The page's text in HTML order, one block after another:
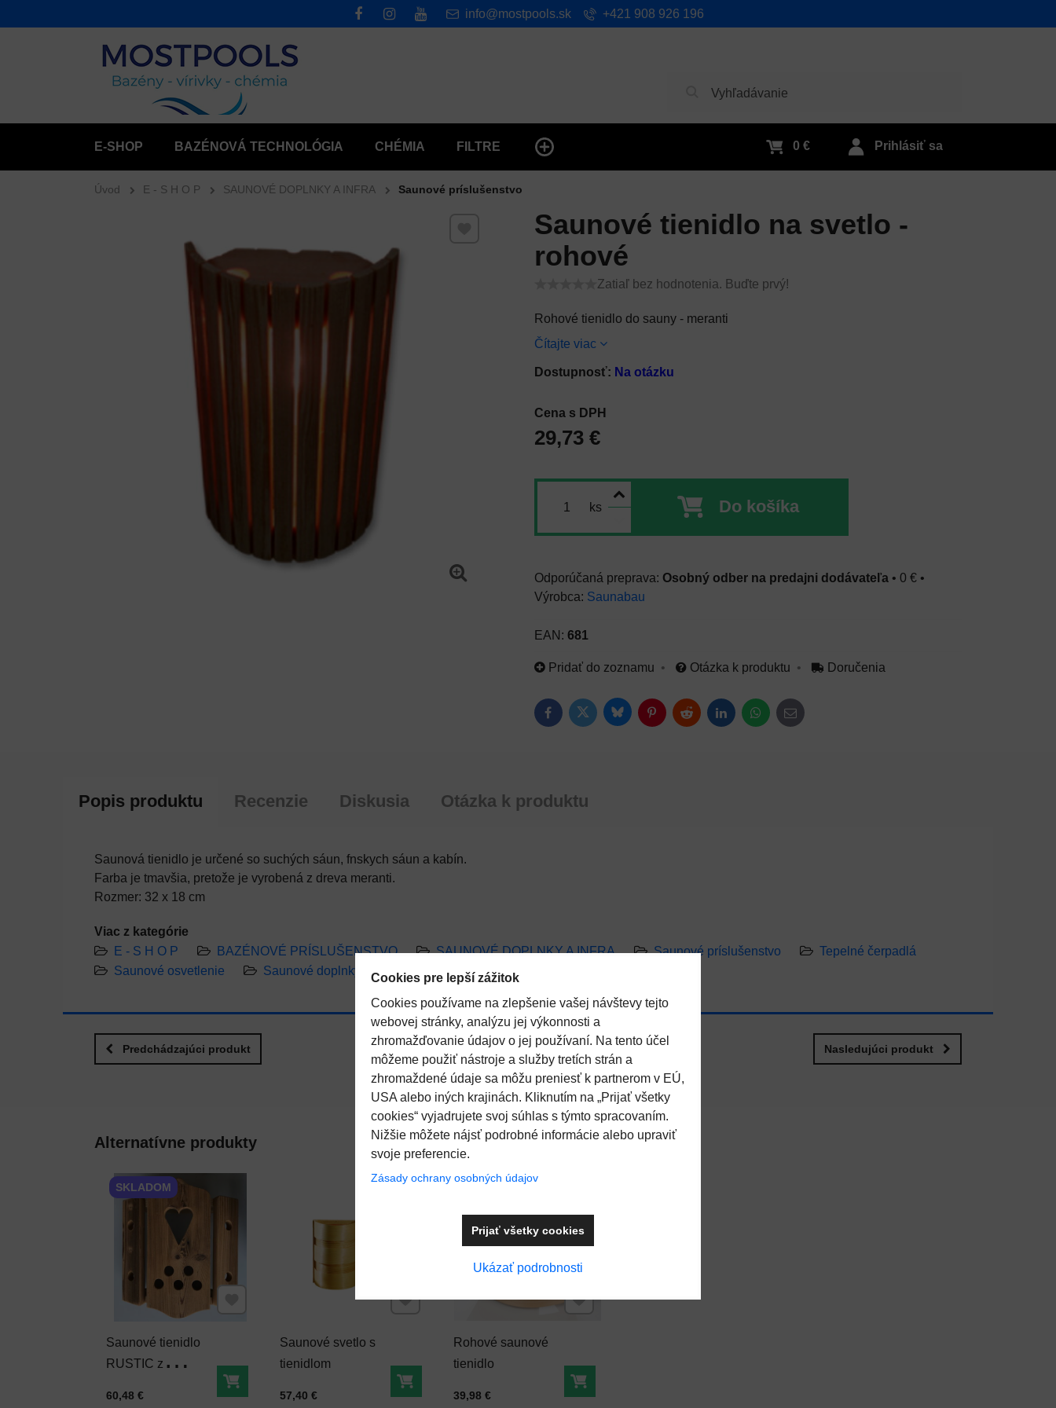
E-SHOP BAZÉNOVÁ TECHNOLÓGIA CHÉMIA FILTRE Prihlásiť sa
0 €
info@mostpools.sk +421 908 926 196
Úvod E - S H O P SAUNOVÉ DOPLNKY A INFRA Saunové príslušenstvo
Saunové tienidlo na svetlo -
rohové
Rohové tienidlo do sauny - meranti
Čítajte viac
Zatiaľ bez hodnotenia. Buďte prvý!
Pridať k Obľúbeným
Dostupnosť: Na otázku
Cena s DPH
29,73 €
ks Do košíka
Osobný odber na predajni dodávateľa• 0 € •
Výrobca: Saunabau
EAN: 681
Pridať do zoznamu Otázka k produktu Doručenia
FacebookTwitterBlueskyPinterestRedditLinkedInWhatsApp
E-mail
Popis produktu Recenzie Diskusia Otázka k produktu
Saunová tienidlo je určené so suchých sáun, fnskych sáun a kabín.
Farba je tmavšia, pretože je vyrobená z dreva meranti.
Rozmer: 32 x 18 cm
Viac z kategórie
E - S H O P
BAZÉNOVÉ PRÍSLUŠENSTVO SAUNOVÉ DOPLNKY A INFRA Saunové príslušenstvo
Tepelné čerpadlá
Saunové osvetlenie
Saunové doplnky BAZÉNOVÁ TECHNOLÓGIA
Predchádzajúci produkt Nasledujúci produkt
Alternatívne produkty
Saunové tienidlo
RUSTIC z
Cena s DPH
60,48 € Do košíka
SKLADOM
Pridať k Obľúbeným
Saunové svetlo s
tienidlom
Cena s DPH
57,40 € Do košíka
Rohové saunové
tienidlo
Cena s DPH
39,98 € Do košíka
SKLADOM
Cookies pre lepší zážitok
Cookies používame na zlepšenie vašej návštevy tejto
webovej stránky, analýzu jej výkonnosti a
zhromažďovanie údajov o jej používaní. Na tento účel
môžeme použiť nástroje a služby tretích strán a
zhromaždené údaje sa môžu preniesť k partnerom v EÚ,
USA alebo iných krajinách. Kliknutím na „Prijať všetky
cookies“ vyjadrujete svoj súhlas s týmto spracovaním.
Nižšie môžete nájsť podrobné informácie alebo upraviť
svoje preferencie.
Zásady ochrany osobných údajov
Ukázať podrobnosti
Prijať všetky cookies